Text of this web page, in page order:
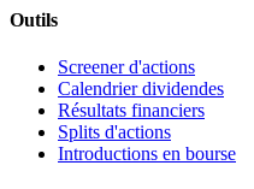
Outils
Screener d'actions
Calendrier dividendes
Résultats financiers
Splits d'actions
Introductions en bourse